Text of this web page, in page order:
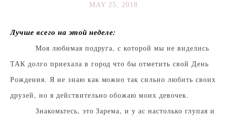
MAY 25, 2018
Лучше всего на этой неделе:
Моя любимая подруга, с которой мы не виделись
ТАК долго приехала в город что бы отметить свой День
Рождения. Я не знаю как можно так сильно любить своих
друзей, но я действительно обожаю моих девочек.
Знакомьтесь, это Зарема, и у ас настолько глупая и